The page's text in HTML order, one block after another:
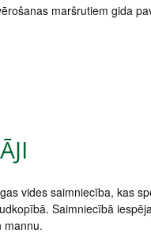
maršrutiem gida
vides saimniecība, kas
Saimniecībā
mannu.